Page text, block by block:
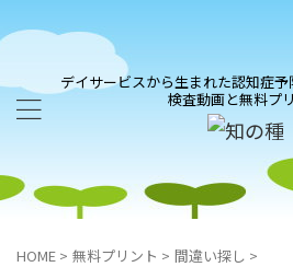
デイサービスから生まれた認知症
検査動画と無料プ
HOME > 無料プリント > 間違い探し >